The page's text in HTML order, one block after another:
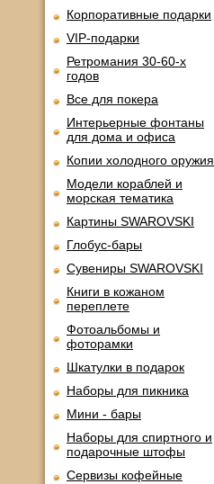
Корпоративные подарки
VIP-подарки
Ретромания 30-60-х
годов
Все для покера
Интерьерные фонтаны
для дома и офиса
Копии холодного оружия
Модели кораблей и
морская тематика
Картины SWAROVSKI
Глобус-бары
Сувениры SWAROVSKI
Книги в кожаном
переплете
Фотоальбомы и
фоторамки
Шкатулки в подарок
Наборы для пикника
Мини - бары
Наборы для спиртного и
подарочные штофы
Сервизы кофейные